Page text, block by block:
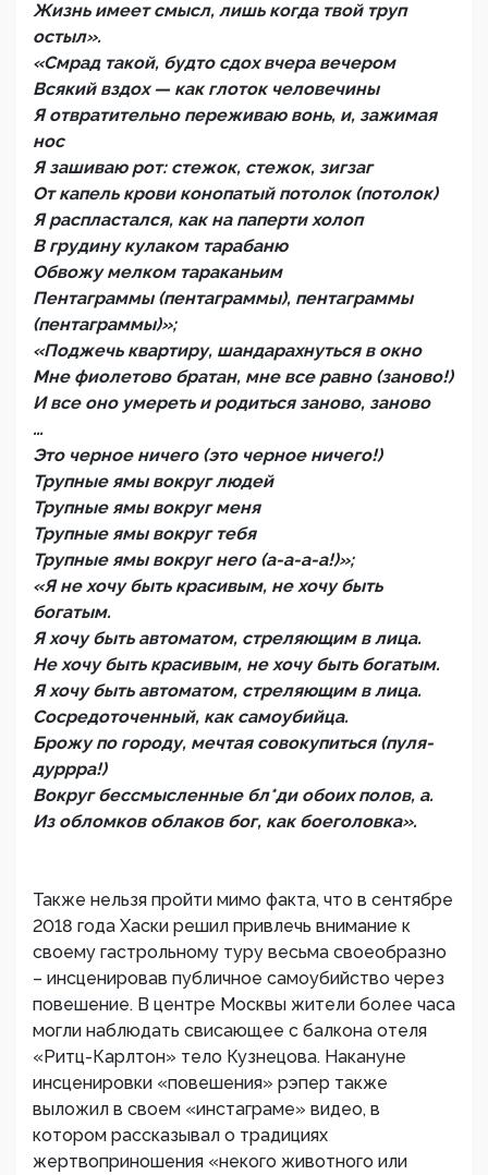
Жизнь имеет смысл, лишь когда твой труп
остыл».
«Смрад такой, будто сдох вчера вечером
Всякий вздох — как глоток человечины
Я отвратительно переживаю вонь, и, зажимая
нос
Я зашиваю рот: стежок, стежок, зигзаг
От капель крови конопатый потолок (потолок)
Я распластался, как на паперти холоп
В грудину кулаком тарабаню
Обвожу мелком тараканьим
Пентаграммы (пентаграммы), пентаграммы
(пентаграммы)»;
«Поджечь квартиру, шандарахнуться в окно
Мне фиолетово братан, мне все равно (заново!)
И все оно умереть и родиться заново, заново
…
Это черное ничего (это черное ничего!)
Трупные ямы вокруг людей
Трупные ямы вокруг меня
Трупные ямы вокруг тебя
Трупные ямы вокруг него (а-а-а-а!)»;
«Я не хочу быть красивым, не хочу быть
богатым.
Я хочу быть автоматом, стреляющим в лица.
Не хочу быть красивым, не хочу быть богатым.
Я хочу быть автоматом, стреляющим в лица.
Сосредоточенный, как самоубийца.
Брожу по городу, мечтая совокупиться (пуля-
дуррра!)
Вокруг бессмысленные бл*ди обоих полов, а.
Из обломков облаков бог, как боеголовка».
Также нельзя пройти мимо факта, что в сентябре
2018 года Хаски решил привлечь внимание к
своему гастрольному туру весьма своеобразно
– инсценировав публичное самоубийство через
повешение. В центре Москвы жители более часа
могли наблюдать свисающее с балкона отеля
«Ритц-Карлтон» тело Кузнецова. Накануне
инсценировки «повешения» рэпер также
выложил в своем «инстаграме» видео, в
котором рассказывал о традициях
жертвоприношения «некого животного или